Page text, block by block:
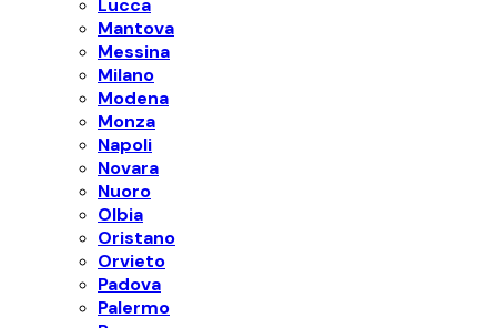
Lucca
Mantova
Messina
Milano
Modena
Monza
Napoli
Novara
Nuoro
Olbia
Oristano
Orvieto
Padova
Palermo